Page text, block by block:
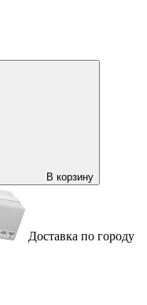
В корзину
Доставка по городу